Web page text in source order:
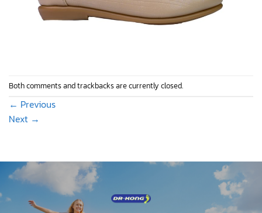
Both comments and trackbacks are currently closed.
← Previous
Next →